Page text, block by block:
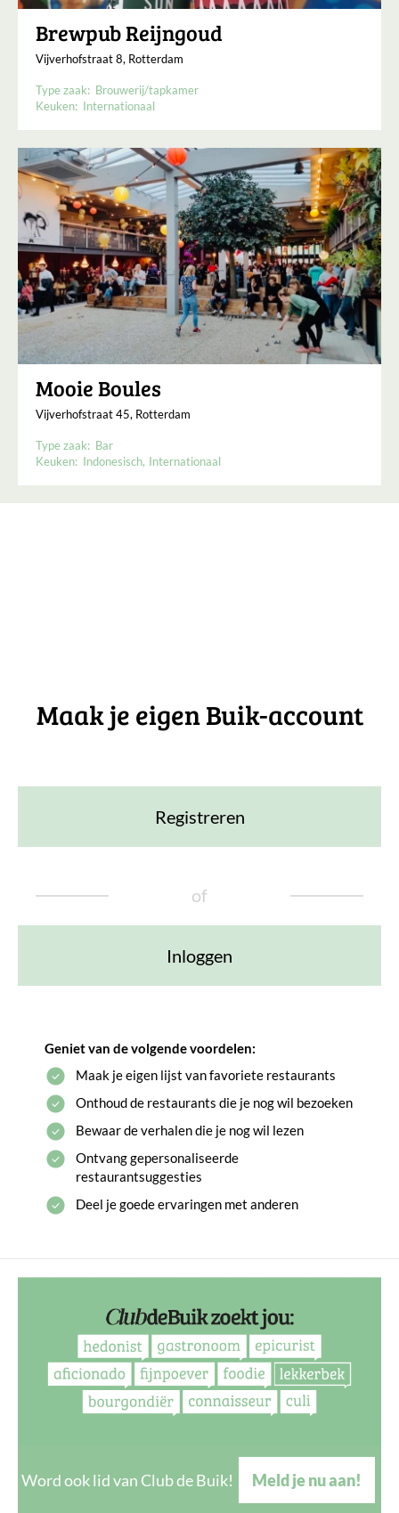
Brewpub Reijngoud
Vijverhofstraat 8, Rotterdam
Type zaak: Brouwerij/tapkamer
Keuken: Internationaal
Mooie Boules
Vijverhofstraat 45, Rotterdam
Type zaak: Bar
Keuken: Indonesisch Internationaal
Maak je eigen Buik-account
Registreren
of
Inloggen
Geniet van de volgende voordelen:
Maak je eigen lijst van favoriete restaurants
Onthoud de restaurants die je nog wil bezoeken
Bewaar de verhalen die je nog wil lezen
Ontvang gepersonaliseerde
restaurantsuggesties
Deel je goede ervaringen met anderen
Word ook lid van Club de Buik! Meld je nu aan!